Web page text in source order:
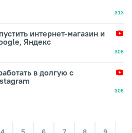
313
интернет-магазин и
Яндекс
308
в долгую c
306